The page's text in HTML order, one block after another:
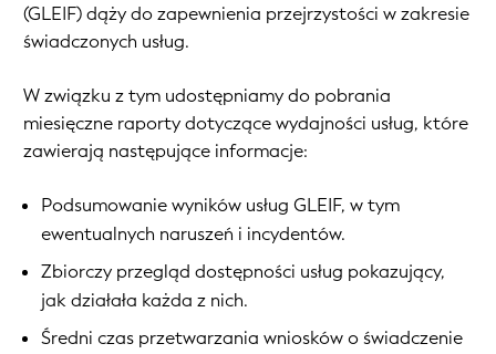
(GLEIF) dąży do zapewnienia przejrzystości w zakresie
świadczonych usług.
W związku z tym udostępniamy do pobrania
miesięczne raporty dotyczące wydajności usług, które
zawierają następujące informacje:
Podsumowanie wyników usług GLEIF, w tym
ewentualnych naruszeń i incydentów.
Zbiorczy przegląd dostępności usług pokazujący,
jak działała każda z nich.
Średni czas przetwarzania wniosków o świadczenie